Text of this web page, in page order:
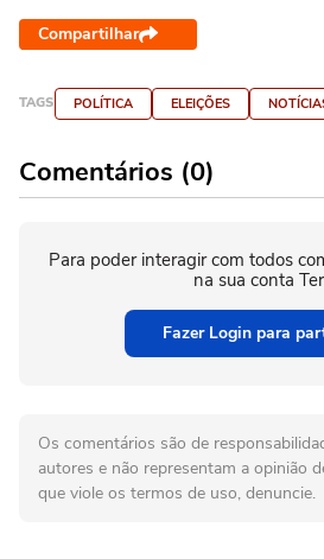
Compartilhar
TAGS POLÍTICA ELEIÇÕES
Comentários (0)
Para poder interagir com todos
na sua conta
Fazer Login para
Os comentários são de
autores e não representam a opinião
que viole os termos de uso, denuncie.